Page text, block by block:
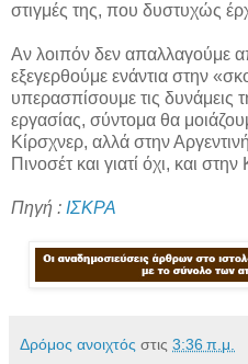
στιγμές της, που δυστυχώς
Αν λοιπόν δεν απαλλαγούμε
εξεγερθούμε ενάντια στην
υπερασπίσουμε τις δυνάμεις
εργασίας, σύντομα θα
Κίρσχνερ, αλλά στην
Πινοσέτ και γιατί όχι, και
Πηγή : ΙΣΚΡΑ
Δρόμος ανοιχτός στις 3:36 π.μ.